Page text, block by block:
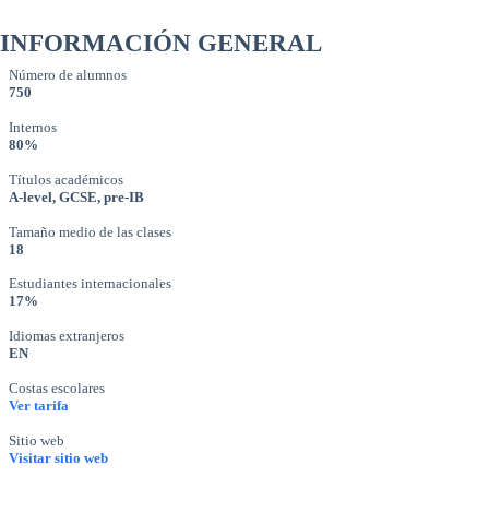
INFORMACIÓN GENERAL
Número de alumnos
750
Internos
80%
Títulos académicos
A-level, GCSE, pre-IB
Tamaño medio de las clases
18
Estudiantes internacionales
17%
Idiomas extranjeros
EN
Costas escolares
Ver tarifa
Sitio web
Visitar sitio web